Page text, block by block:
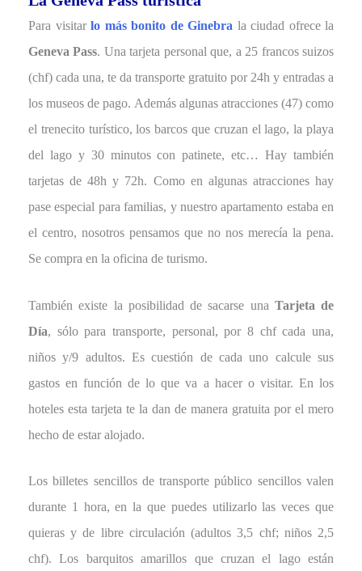
Para visitar lo más bonito de Ginebra la ciudad ofrece la
Geneva Pass. Una tarjeta personal que, a 25 francos suizos
(chf) cada una, te da transporte gratuito por 24h y entradas a
los museos de pago. Además algunas atracciones (47) como
el trenecito turístico, los barcos que cruzan el lago, la playa
del lago y 30 minutos con patinete, etc… Hay también
tarjetas de 48h y 72h. Como en algunas atracciones hay
pase especial para familias, y nuestro apartamento estaba en
el centro, nosotros pensamos que no nos merecía la pena.
Se compra en la oficina de turismo.
También existe la posibilidad de sacarse una Tarjeta de
Día, sólo para transporte, personal, por 8 chf cada una,
niños y/9 adultos. Es cuestión de cada uno calcule sus
gastos en función de lo que va a hacer o visitar. En los
hoteles esta tarjeta te la dan de manera gratuita por el mero
hecho de estar alojado.
Los billetes sencillos de transporte público sencillos valen
durante 1 hora, en la que puedes utilizarlo las veces que
quieras y de libre circulación (adultos 3,5 chf; niños 2,5
chf). Los barquitos amarillos que cruzan el lago están